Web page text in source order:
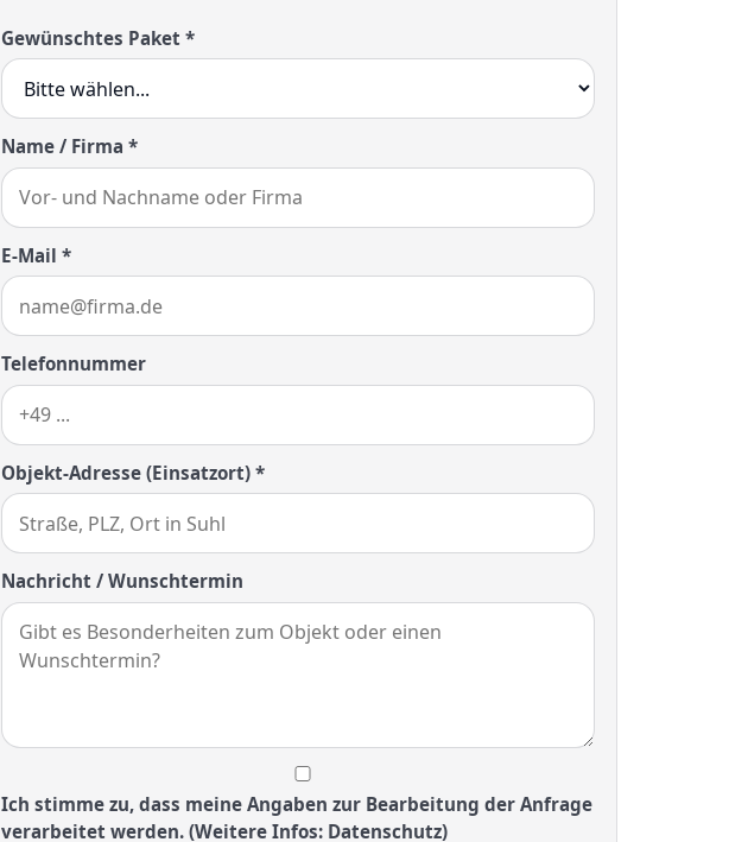
Gewünschtes Paket *
Name / Firma *
E-Mail *
Telefonnummer
Objekt-Adresse (Einsatzort) *
Nachricht / Wunschtermin
Ich stimme zu, dass meine Angaben zur Bearbeitung der Anfrage
verarbeitet werden. (Weitere Infos: Datenschutz)